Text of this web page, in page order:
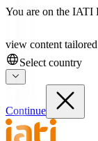
You are on the IATI
view content
Select country
Continue